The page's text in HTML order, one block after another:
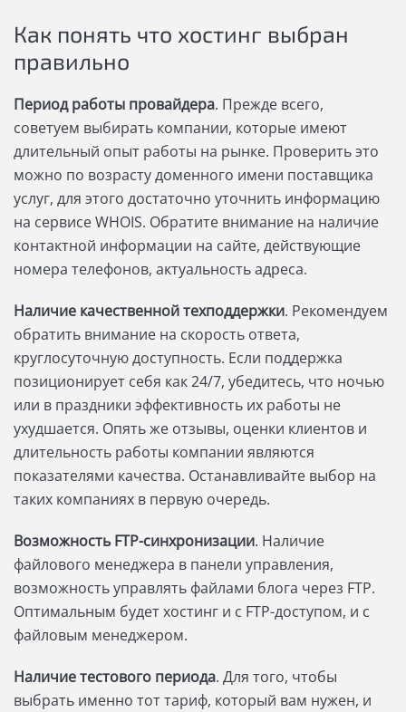
Как понять что хостинг выбран
правильно
Период работы провайдера. Прежде всего,
советуем выбирать компании, которые имеют
длительный опыт работы на рынке. Проверить это
можно по возрасту доменного имени поставщика
услуг, для этого достаточно уточнить информацию
на сервисе WHOIS. Обратите внимание на наличие
контактной информации на сайте, действующие
номера телефонов, актуальность адреса.
Наличие качественной техподдержки. Рекомендуем
обратить внимание на скорость ответа,
круглосуточную доступность. Если поддержка
позиционирует себя как 24/7, убедитесь, что ночью
или в праздники эффективность их работы не
ухудшается. Опять же отзывы, оценки клиентов и
длительность работы компании являются
показателями качества. Останавливайте выбор на
таких компаниях в первую очередь.
Возможность FTP-синхронизации. Наличие
файлового менеджера в панели управления,
возможность управлять файлами блога через FTP.
Оптимальным будет хостинг и с FTP-доступом, и с
файловым менеджером.
Наличие тестового периода. Для того, чтобы
выбрать именно тот тариф, который вам нужен, и